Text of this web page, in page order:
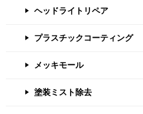
ヘッドライトリペア
プラスチックコーティング
メッキモール
塗装ミスト除去